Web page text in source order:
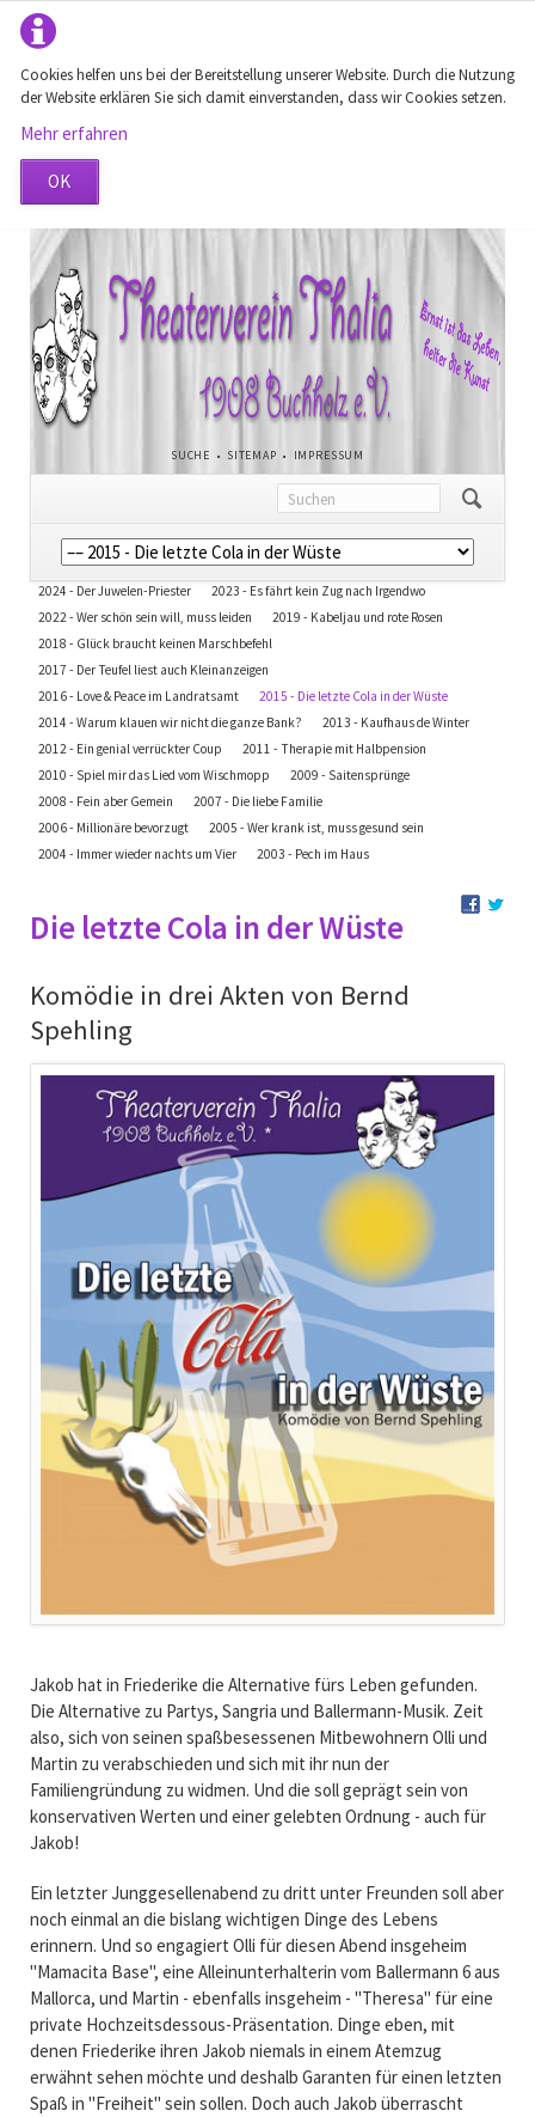
Cookies helfen uns bei der Bereitstellung unserer Website. Durch die Nutzung
der Website erklären Sie sich damit einverstanden, dass wir Cookies setzen.
Mehr erfahren
OK
NAVIGATION
ÜBERSPRINGEN
SUCHE SITEMAP IMPRESSUM
Navigation
überspringen
Navigation
überspringen
2024 - Der Juwelen-Priester
2023 - Es fährt kein Zug nach Irgendwo
2022 - Wer schön sein will, muss leiden
2019 - Kabeljau und rote Rosen
2018 - Glück braucht keinen Marschbefehl
2017 - Der Teufel liest auch Kleinanzeigen
2016 - Love & Peace im Landratsamt
2015 - Die letzte Cola in der Wüste
2014 - Warum klauen wir nicht die ganze Bank?
2013 - Kaufhaus de Winter
2012 - Ein genial verrückter Coup
2011 - Therapie mit Halbpension
2010 - Spiel mir das Lied vom Wischmopp
2009 - Saitensprünge
2008 - Fein aber Gemein
2007 - Die liebe Familie
2006 - Millionäre bevorzugt
2005 - Wer krank ist, muss gesund sein
2004 - Immer wieder nachts um Vier
2003 - Pech im Haus
Die letzte Cola in der Wüste
Komödie in drei Akten von Bernd
Spehling
Jakob hat in Friederike die Alternative fürs Leben gefunden.
Die Alternative zu Partys, Sangria und Ballermann-Musik. Zeit
also, sich von seinen spaßbesessenen Mitbewohnern Olli und
Martin zu verabschieden und sich mit ihr nun der
Familiengründung zu widmen. Und die soll geprägt sein von
konservativen Werten und einer gelebten Ordnung - auch für
Jakob!
Ein letzter Junggesellenabend zu dritt unter Freunden soll aber
noch einmal an die bislang wichtigen Dinge des Lebens
erinnern. Und so engagiert Olli für diesen Abend insgeheim
"Mamacita Base", eine Alleinunterhalterin vom Ballermann 6 aus
Mallorca, und Martin - ebenfalls insgeheim - "Theresa" für eine
private Hochzeitsdessous-Präsentation. Dinge eben, mit
denen Friederike ihren Jakob niemals in einem Atemzug
erwähnt sehen möchte und deshalb Garanten für einen letzten
Spaß in "Freiheit" sein sollen. Doch auch Jakob überrascht